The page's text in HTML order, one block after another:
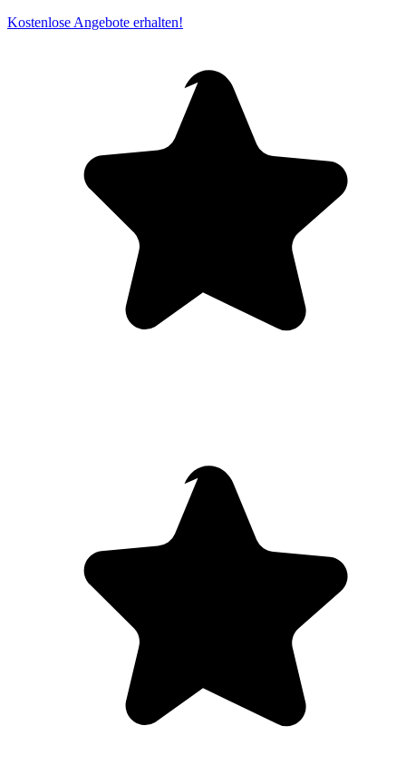
Kostenlose Angebote erhalten!